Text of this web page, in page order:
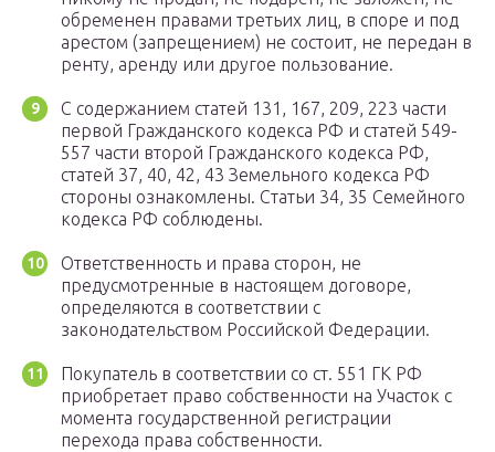
обременен правами третьих лиц, в споре и под
арестом (запрещением) не состоит, не передан в
ренту, аренду или другое пользование.
С содержанием статей 131, 167, 209, 223 части
первой Гражданского кодекса РФ и статей 549-
557 части второй Гражданского кодекса РФ,
статей 37, 40, 42, 43 Земельного кодекса РФ
стороны ознакомлены. Статьи 34, 35 Семейного
кодекса РФ соблюдены.
Ответственность и права сторон, не
предусмотренные в настоящем договоре,
определяются в соответствии с
законодательством Российской Федерации.
Покупатель в соответствии со ст. 551 ГК РФ
приобретает право собственности на Участок с
момента государственной регистрации
перехода права собственности.